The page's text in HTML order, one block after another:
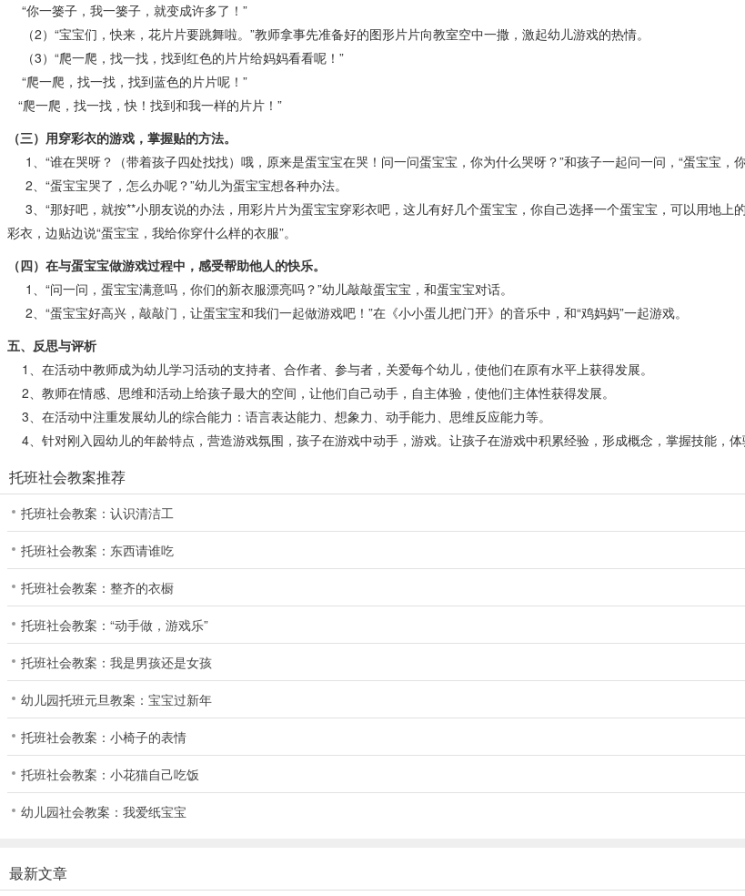
“你一篓子，我一篓子，就变成许多了！”
（2）“宝宝们，快来，花片片要跳舞啦。”教师拿事先准备好的图形片片向教室空中一撒，激起幼儿游戏的热情。
（3）“爬一爬，找一找，找到红色的片片给妈妈看看呢！”
“爬一爬，找一找，找到蓝色的片片呢！”
“爬一爬，找一找，快！找到和我一样的片片！”
（三）用穿彩衣的游戏，掌握贴的方法。
1、“谁在哭呀？（带着孩子四处找找）哦，原来是蛋宝宝在哭！问一问蛋宝宝，你为什么哭呀？”和孩子一起问一问，“蛋宝宝，
2、“蛋宝宝哭了，怎么办呢？”幼儿为蛋宝宝想各种办法。
3、“那好吧，就按**小朋友说的办法，用彩片片为蛋宝宝穿彩衣吧，这儿有好几个蛋宝宝，你自己选择一个蛋宝宝，可以用地
彩衣，边贴边说“蛋宝宝，我给你穿什么样的衣服”。
（四）在与蛋宝宝做游戏过程中，感受帮助他人的快乐。
1、“问一问，蛋宝宝满意吗，你们的新衣服漂亮吗？”幼儿敲敲蛋宝宝，和蛋宝宝对话。
2、“蛋宝宝好高兴，敲敲门，让蛋宝宝和我们一起做游戏吧！”在《小小蛋儿把门开》的音乐中，和“鸡妈妈”一起游戏。
五、反思与评析
1、在活动中教师成为幼儿学习活动的支持者、合作者、参与者，关爱每个幼儿，使他们在原有水平上获得发展。
2、教师在情感、思维和活动上给孩子最大的空间，让他们自己动手，自主体验，使他们主体性获得发展。
3、在活动中注重发展幼儿的综合能力：语言表达能力、想象力、动手能力、思维反应能力等。
4、针对刚入园幼儿的年龄特点，营造游戏氛围，孩子在游戏中动手，游戏。让孩子在游戏中积累经验，形成概念，掌握技能，体
托班社会教案推荐
托班社会教案：认识清洁工
托班社会教案：东西请谁吃
托班社会教案：整齐的衣橱
托班社会教案：“动手做，游戏乐”
托班社会教案：我是男孩还是女孩
幼儿园托班元旦教案：宝宝过新年
托班社会教案：小椅子的表情
托班社会教案：小花猫自己吃饭
幼儿园社会教案：我爱纸宝宝
最新文章